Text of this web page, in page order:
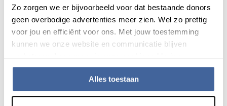
Zo zorgen we er bijvoorbeeld voor dat bestaande donors
geen overbodige advertenties meer zien. Wel zo prettig
voor jou en efficiënt voor ons. Met jouw toestemming
kunnen we onze website en communicatie blijven
verbeteren. Lees meer in onze cookieverklaring.
Alles toestaan
De behandeling
Er is geen gerichte behandeling tegen HUS, de
behandeling bestaat uit het tegengaan van de symptomen.
Naast geneesmiddelen bestaat de behandeling vaak uit:
Bloedtransfusies
Plasmawisselingen
Nierdialyse